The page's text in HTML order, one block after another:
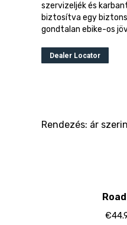
szervizeljék és
biztosítva egy
gondtalan ebike-os
Dealer Locator
€